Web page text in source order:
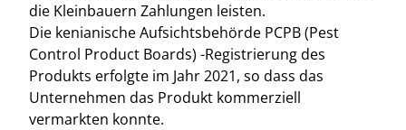
die Kleinbauern Zahlungen leisten.
Die kenianische Aufsichtsbehörde PCPB (Pest
Control Product Boards) -Registrierung des
Produkts erfolgte im Jahr 2021, so dass das
Unternehmen das Produkt kommerziell
vermarkten konnte.